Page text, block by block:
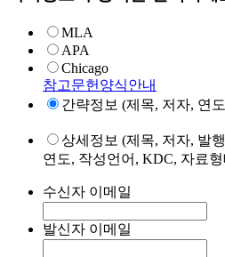
MLA
APA
Chicago
참고문헌양식안내
간략정보 (제목, 저자, 연
상세정보 (제목, 저자, 발
연도, 작성언어, KDC, 자료
수신자 이메일
발신자 이메일